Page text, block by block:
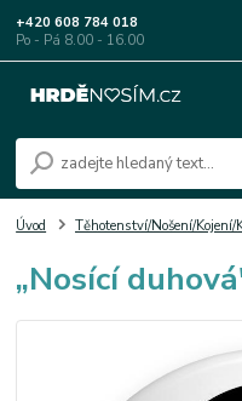
+420 608 784 018
Po - Pá 8.00 - 16.00
Úvod Těhotenství/Nošení/Kojení/
„Nosící